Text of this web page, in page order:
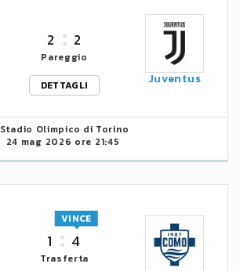
2 2
Pareggio
DETTAGLI
Juventus
Stadio Olimpico di Torino
24 mag 2026 ore 21:45
1 4
VINCE
Trasferta